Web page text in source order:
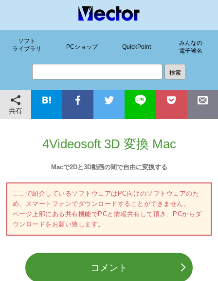
ソフト
ライブラリ
PCショップ QuickPoint
みんなの
電子署名
共有
4Videosoft 3D 変換 Mac
Macで2Dと3D動画の間で自由に変換する
ここで紹介しているソフトウェアはPC向けのソフトウェアのた
め、スマートフォンでダウンロードすることができません。
ページ上部にある共有機能でPCと情報共有して頂き、PCからダ
ウンロードをお願い致します。
コメント